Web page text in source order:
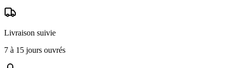
Livraison suivie
7 à 15 jours ouvrés